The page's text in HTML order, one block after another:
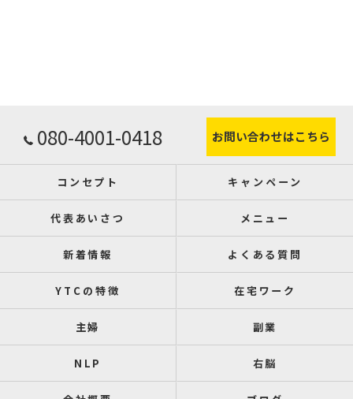
080-4001-0418 お問い合わせはこちら
コンセプト キャンペーン
代表あいさつ メニュー
新着情報 よくある質問
YTCの特徴 在宅ワーク
主婦 副業
NLP 右脳